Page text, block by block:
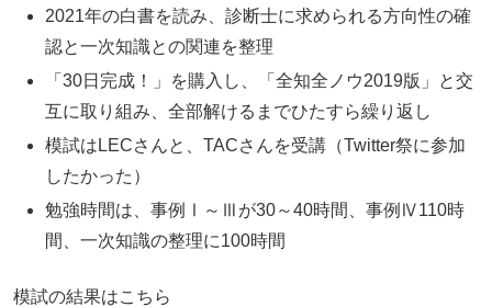
2021年の白書を読み、診断士に求められる方向性の確
認と一次知識との関連を整理
「30日完成！」を購入し、「全知全ノウ2019版」と交
互に取り組み、全部解けるまでひたすら繰り返し
模試はLECさんと、TACさんを受講（Twitter祭に参加
したかった）
勉強時間は、事例Ⅰ～Ⅲが30～40時間、事例Ⅳ110時
間、一次知識の整理に100時間
模試の結果はこちら